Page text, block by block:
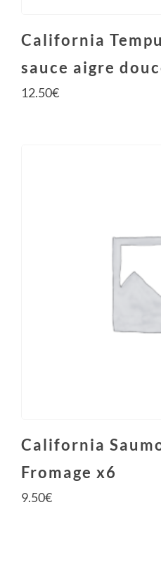
California
sauce aigre
12.50€
California
Fromage x6
9.50€